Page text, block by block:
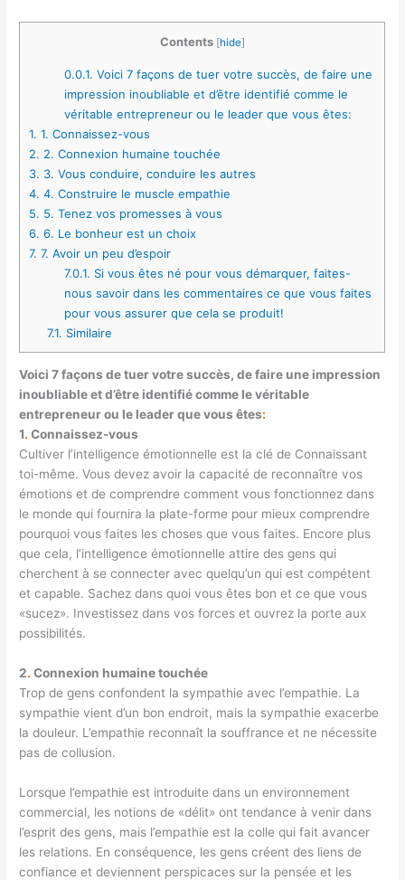
Contents [hide]
0.0.1. Voici 7 façons de tuer votre succès, de faire une
impression inoubliable et d’être identifié comme le
véritable entrepreneur ou le leader que vous êtes:
1. 1. Connaissez-vous
2. 2. Connexion humaine touchée
3. 3. Vous conduire, conduire les autres
4. 4. Construire le muscle empathie
5. 5. Tenez vos promesses à vous
6. 6. Le bonheur est un choix
7. 7. Avoir un peu d’espoir
7.0.1. Si vous êtes né pour vous démarquer, faites-
nous savoir dans les commentaires ce que vous faites
pour vous assurer que cela se produit!
7.1. Similaire
Voici 7 façons de tuer votre succès, de faire une impression
inoubliable et d’être identifié comme le véritable
entrepreneur ou le leader que vous êtes:
1. Connaissez-vous
Cultiver l’intelligence émotionnelle est la clé de Connaissant
toi-même. Vous devez avoir la capacité de reconnaître vos
émotions et de comprendre comment vous fonctionnez dans
le monde qui fournira la plate-forme pour mieux comprendre
pourquoi vous faites les choses que vous faites. Encore plus
que cela, l’intelligence émotionnelle attire des gens qui
cherchent à se connecter avec quelqu’un qui est compétent
et capable. Sachez dans quoi vous êtes bon et ce que vous
«sucez». Investissez dans vos forces et ouvrez la porte aux
possibilités.
2. Connexion humaine touchée
Trop de gens confondent la sympathie avec l’empathie. La
sympathie vient d’un bon endroit, mais la sympathie exacerbe
la douleur. L’empathie reconnaît la souffrance et ne nécessite
pas de collusion.
Lorsque l’empathie est introduite dans un environnement
commercial, les notions de «délit» ont tendance à venir dans
l’esprit des gens, mais l’empathie est la colle qui fait avancer
les relations. En conséquence, les gens créent des liens de
confiance et deviennent perspicaces sur la pensée et les